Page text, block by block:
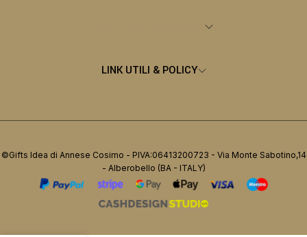
LINK UTILI & POLICY
©Gifts Idea di Annese Cosimo - PIVA:06413200723 - Via Monte Sabotino,14
- Alberobello (BA - ITALY)